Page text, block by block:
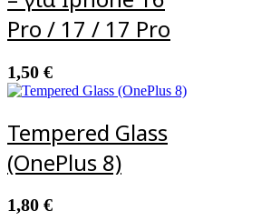
Pro / 17 / 17 Pro
1,50 €
Tempered Glass
(OnePlus 8)
1,80 €